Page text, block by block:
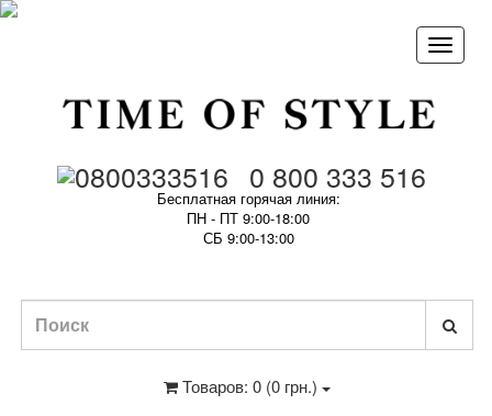
0 800 333 516
Бесплатная горячая линия:
ПН - ПТ 9:00-18:00
СБ 9:00-13:00
Товаров: 0 (0 грн.)